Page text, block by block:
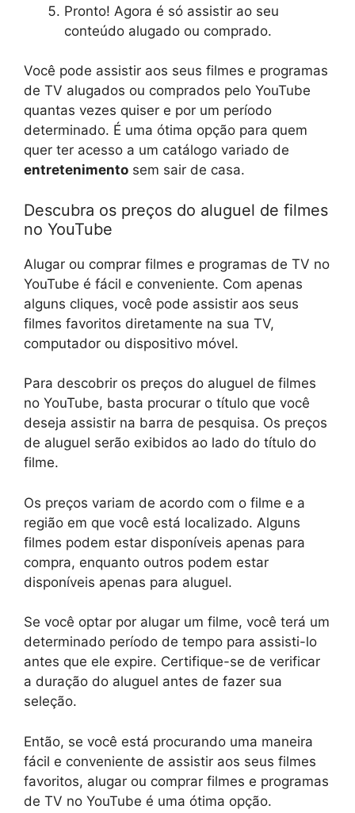
Pronto! Agora é só assistir ao seu
conteúdo alugado ou comprado.
Você pode assistir aos seus filmes e programas
de TV alugados ou comprados pelo YouTube
quantas vezes quiser e por um período
determinado. É uma ótima opção para quem
quer ter acesso a um catálogo variado de
entretenimento sem sair de casa.
Descubra os preços do aluguel de filmes
no YouTube
Alugar ou comprar filmes e programas de TV no
YouTube é fácil e conveniente. Com apenas
alguns cliques, você pode assistir aos seus
filmes favoritos diretamente na sua TV,
computador ou dispositivo móvel.
Para descobrir os preços do aluguel de filmes
no YouTube, basta procurar o título que você
deseja assistir na barra de pesquisa. Os preços
de aluguel serão exibidos ao lado do título do
filme.
Os preços variam de acordo com o filme e a
região em que você está localizado. Alguns
filmes podem estar disponíveis apenas para
compra, enquanto outros podem estar
disponíveis apenas para aluguel.
Se você optar por alugar um filme, você terá um
determinado período de tempo para assisti-lo
antes que ele expire. Certifique-se de verificar
a duração do aluguel antes de fazer sua
seleção.
Então, se você está procurando uma maneira
fácil e conveniente de assistir aos seus filmes
favoritos, alugar ou comprar filmes e programas
de TV no YouTube é uma ótima opção.